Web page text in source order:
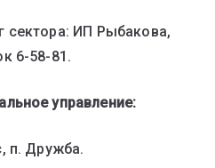
сектора: ИП Рыбакова,
6-58-81.
управление:
п. Дружба.